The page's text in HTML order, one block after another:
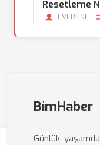
Resetleme
LEVERSNET
BimHaber
Günlük